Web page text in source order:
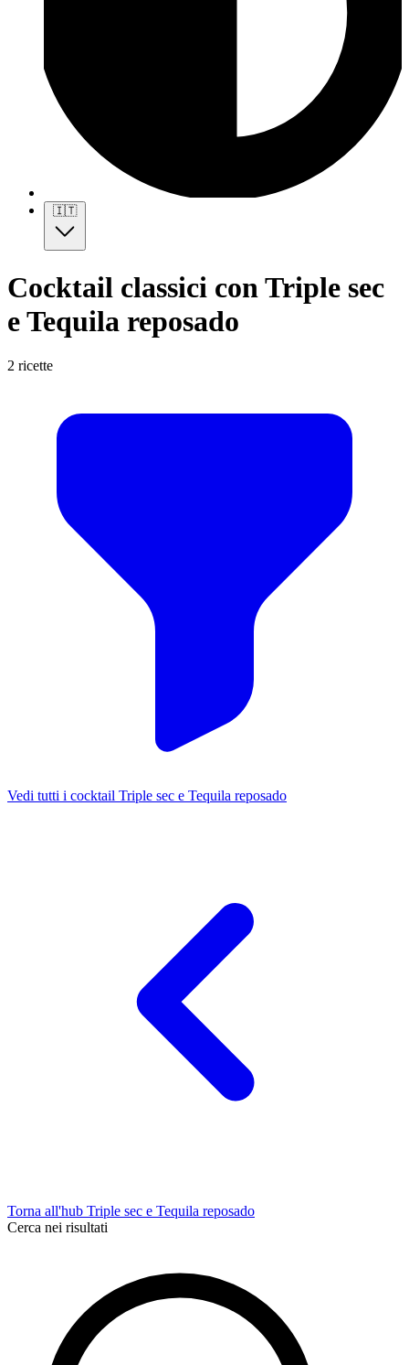
🇮🇹
Cocktail classici con Triple sec
e Tequila reposado
2 ricette
Vedi tutti i cocktail Triple sec e Tequila reposado
Torna all'hub Triple sec e Tequila reposado
Cerca nei risultati